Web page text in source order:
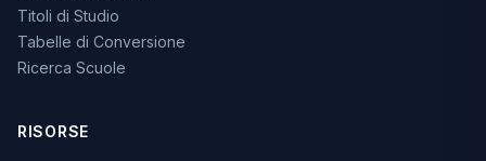
Titoli di Studio
Tabelle di Conversione
Ricerca Scuole
RISORSE